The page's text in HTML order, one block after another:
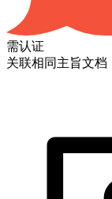
需认证
关联相同主旨文档